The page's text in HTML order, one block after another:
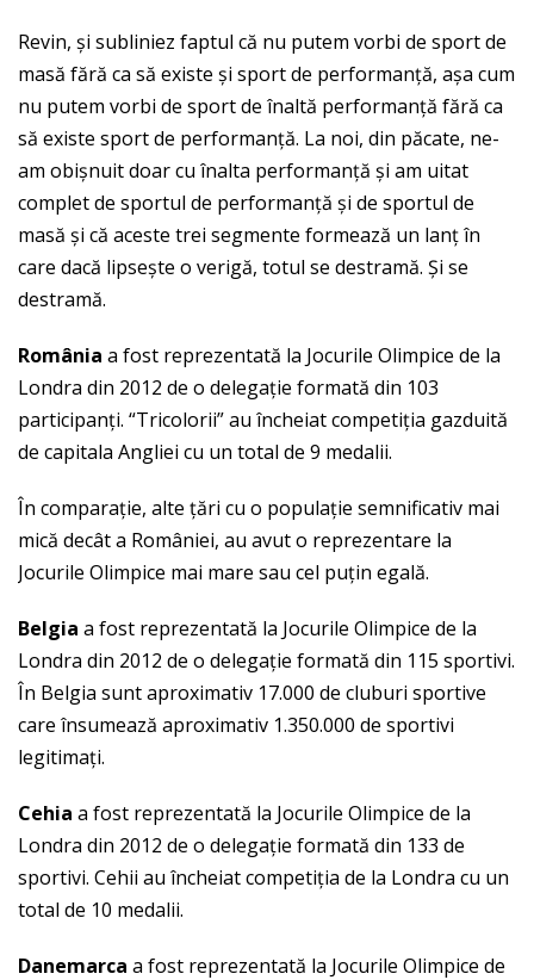
Revin, și subliniez faptul că nu putem vorbi de sport de
masă fără ca să existe și sport de performanță, așa cum
nu putem vorbi de sport de înaltă performanță fără ca
să existe sport de performanță. La noi, din păcate, ne-
am obișnuit doar cu înalta performanță și am uitat
complet de sportul de performanță și de sportul de
masă și că aceste trei segmente formează un lanț în
care dacă lipsește o verigă, totul se destramă. Și se
destramă.
România a fost reprezentată la Jocurile Olimpice de la
Londra din 2012 de o delegație formată din 103
participanți. “Tricolorii” au încheiat competiția gazduită
de capitala Angliei cu un total de 9 medalii.
În comparație, alte țări cu o populație semnificativ mai
mică decât a României, au avut o reprezentare la
Jocurile Olimpice mai mare sau cel puțin egală.
Belgia a fost reprezentată la Jocurile Olimpice de la
Londra din 2012 de o delegație formată din 115 sportivi.
În Belgia sunt aproximativ 17.000 de cluburi sportive
care însumează aproximativ 1.350.000 de sportivi
legitimați.
Cehia a fost reprezentată la Jocurile Olimpice de la
Londra din 2012 de o delegație formată din 133 de
sportivi. Cehii au încheiat competiția de la Londra cu un
total de 10 medalii.
Danemarca a fost reprezentată la Jocurile Olimpice de